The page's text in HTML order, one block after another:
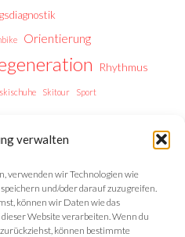
verwalten
verwenden wir Technologien wie
und/oder darauf zuzugreifen.
können wir Daten wie das
Website verarbeiten. Wenn du
können bestimmte
Orientierung
Rhythmus
skischuhe Skitour Sport
Trekking Trekking Vorbereitung